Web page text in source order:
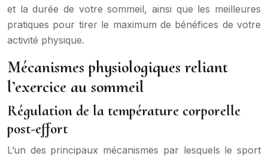
et la durée de votre sommeil, ainsi que les meilleures
pratiques pour tirer le maximum de bénéfices de votre
activité physique.
Mécanismes physiologiques reliant
l’exercice au sommeil
Régulation de la température corporelle
post-effort
L’un des principaux mécanismes par lesquels le sport